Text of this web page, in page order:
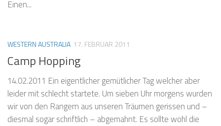
Einen...
WESTERN AUSTRALIA 17. FEBRUAR 2011
Camp Hopping
14.02.2011 Ein eigentlicher gemütlicher Tag welcher aber
leider mit schlecht startete. Um sieben Uhr morgens wurden
wir von den Rangern aus unseren Träumen gerissen und –
diesmal sogar schriftlich – abgemahnt. Es sollte wohl die